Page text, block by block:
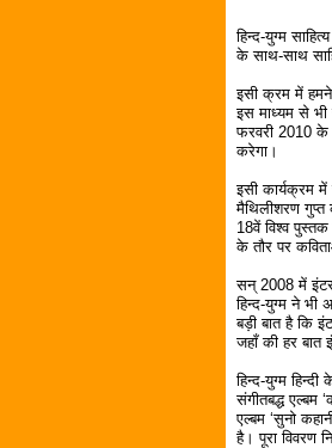
हिन्द-युग्म
के साथ-साथ
इसी क्रम में हमने
इस माध्यम से भी
फरवरी 2010 के
करेगा।
इसी कार्यक्रम में
मैथिलीशरण गुप्त
18वें विश्व पुस्तक
के तौर पर
सन् 2008 में
हिन्द-युग्म ने
बड़ी बात है कि
जहाँ की हर बात
हिन्द-युग्म
संगीतबद्ध एल्बम
एल्बम ‘सुनो
है। पूरा विवरण